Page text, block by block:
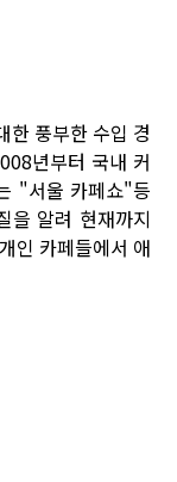
한 풍부한 수입 경
년부터 국내 커
"서울 카페쇼"등
을 알려 현재까지
인 카페들에서 애